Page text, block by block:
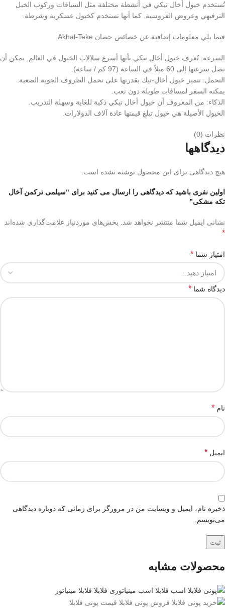
تُستخدم خيول أخال تيكي في أنشطة مختلفة مثل السباقات وركوب الخيل
الترفيهي وعروض الفروسية. كما أنها تستخدم كخيول عسكرية وشرطة.
فيما يلي معلومات إضافية عن خصائص حصان Akhal-Teke:
السرعة: تُعرف خيول أخال تيكي بأنها أسرع سلالات الخيول في العالم. يمكن أن
تصل سرعتها إلى 60 ميلاً في الساعة (97 كم / ساعة).
التحمل: تتميز خيول أخال-تيك بقدرتها على تحمل الظروف الجوية الصعبة.
يمكنه السفر لمسافات طويلة دون تعب.
الذكاء: من المعروف أن خيول أخال تيكي ذكية للغاية وسهلة التدريب.
الخيول الأصيلة هي خيول تبلغ قيمتها عادة آلاف الدولارات.
نظرات (0)
دیدگاهها
هیچ دیدگاهی برای این محصول نوشته نشده است.
اولین نفری باشید که دیدگاهی را ارسال می کنید برای “سیلمی ترکمن آخال
تکه مشکی”
نشانی ایمیل شما منتشر نخواهد شد. بخش‌های موردنیاز علامت‌گذاری شده‌اند
*
امتیاز شما *
دیدگاه شما *
نام *
ایمیل *
ذخیره نام، ایمیل و وبسایت من در مرورگر برای زمانی که دوباره دیدگاهی
می‌نویسم.
محصولات مشابه